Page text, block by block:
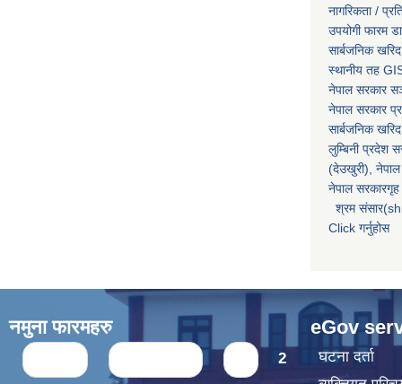
नागरिकता /
उपयोगी फारम
सार्बजनिक
स्थानीय तह
नेपाल सरकार
नेपाल सरकार
सार्बजनिक
लुम्बिनी प्रदेश
(देउखुरी), नेपाल
नेपाल सरकारगृह
श्रम
Click गर्नुहोस
नमुना फारमहरु
Pages 2
eGov
घटना दर्ता